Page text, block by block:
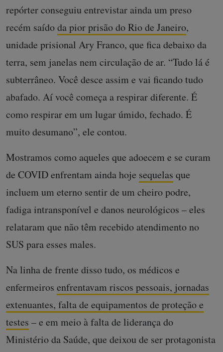
repórter conseguiu entrevistar ainda um preso
recém saídoda pior prisão do Rio de Janeiro,
unidade prisional Ary Franco, que fica debaixo da
terra, sem janelas nem circulação de ar. “Tudo lá é
subterrâneo. Você desce assim e vai ficando tudo
abafado. Aí você começa a respirar diferente. É
como respirar em um lugar úmido, fechado. É
muito desumano”, ele contou.
Mostramos como aqueles que adoecem e se curam
de COVID enfrentam ainda hoje sequelas que
incluem um eterno sentir de um cheiro podre,
fadiga intransponível e danos neurológicos – eles
relataram que não têm recebido atendimento no
SUS para esses males.
Na linha de frente disso tudo, os médicos e
enfermeiros enfrentavam riscos pessoais, jornadas
extenuantes, falta de equipamentos de proteção e
testes – e em meio à falta de liderança do
Ministério da Saúde, que deixou de ser protagonista